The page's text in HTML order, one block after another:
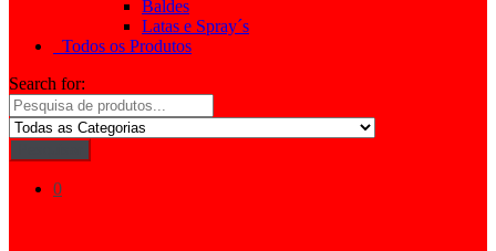
Baldes
Latas e Spray´s
Todos os Produtos
Search for:
0